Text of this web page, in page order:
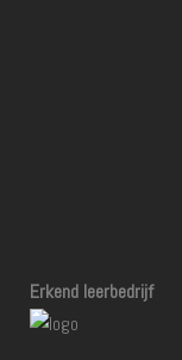
Erkend leerbedrijf